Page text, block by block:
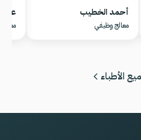
أحمد الخطيب
معالج وظيفي
الأطباء